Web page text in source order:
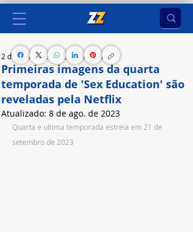
Primeiras imagens da quarta
temporada de 'Sex Education' são
reveladas pela Netflix
2 de ago. de 2023 2 min de leitura
Atualizado: 8 de ago. de 2023
Quarta e ultima temporada estreia em 21 de
setembro de 2023